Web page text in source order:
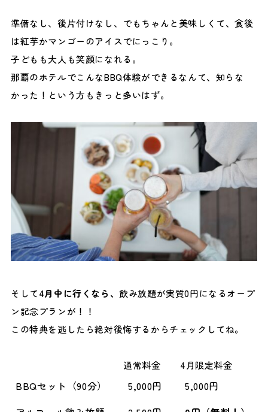
準備なし、後片付けなし、でもちゃんと美味しくて、食後
は紅芋かマンゴーのアイスでにっこり。
子どもも大人も笑顔になれる。
那覇のホテルでこんなBBQ体験ができるなんて、知らな
かった！という方もきっと多いはず。
そして4月中に行くなら、飲み放題が実質0円になるオープ
ン記念プランが！！
この特典を逃したら絶対後悔するからチェックしてね。
通常料金 4月限定料金
BBQセット（90分） 5,000円
5,000円